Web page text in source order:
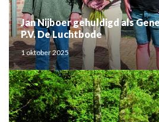
Jan Nijboer gehuldigd als
P.V. De Luchtbode
1 oktober 2025